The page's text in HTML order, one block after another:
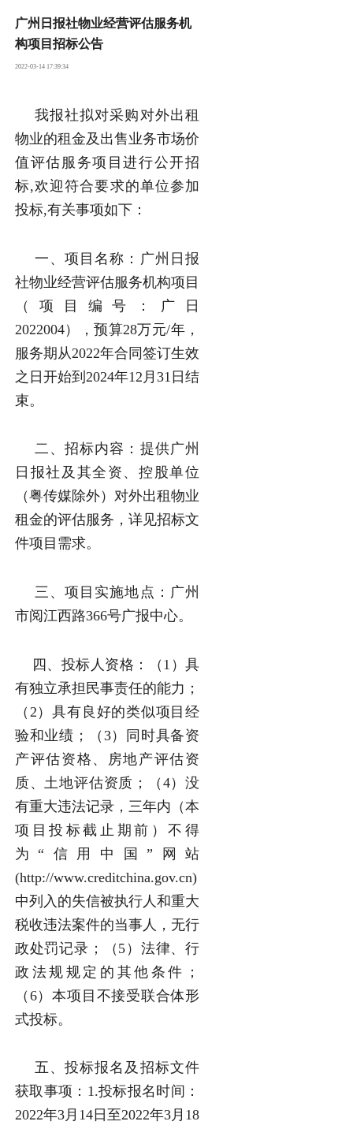
广州日报社物业经营评估服务机
构项目招标公告
2022-03-14 17:39:34
我报社拟对采购对外出租
物业的租金及出售业务市场价
值评估服务项目进行公开招
标,欢迎符合要求的单位参加
投标,有关事项如下：
一、项目名称：广州日报
社物业经营评估服务机构项目
（项目编号：广日
2022004），预算28万元/年，
服务期从2022年合同签订生效
之日开始到2024年12月31日结
束。
二、招标内容：提供广州
日报社及其全资、控股单位
（粤传媒除外）对外出租物业
租金的评估服务，详见招标文
件项目需求。
三、项目实施地点：广州
市阅江西路366号广报中心。
四、投标人资格：（1）具
有独立承担民事责任的能力；
（2）具有良好的类似项目经
验和业绩；（3）同时具备资
产评估资格、房地产评估资
质、土地评估资质；（4）没
有重大违法记录，三年内（本
项目投标截止期前）不得
为“信用中国”网站
(http://www.creditchina.gov.cn)
中列入的失信被执行人和重大
税收违法案件的当事人，无行
政处罚记录；（5）法律、行
政法规规定的其他条件；
（6）本项目不接受联合体形
式投标。
五、投标报名及招标文件
获取事项：1.投标报名时间：
2022年3月14日至2022年3月18